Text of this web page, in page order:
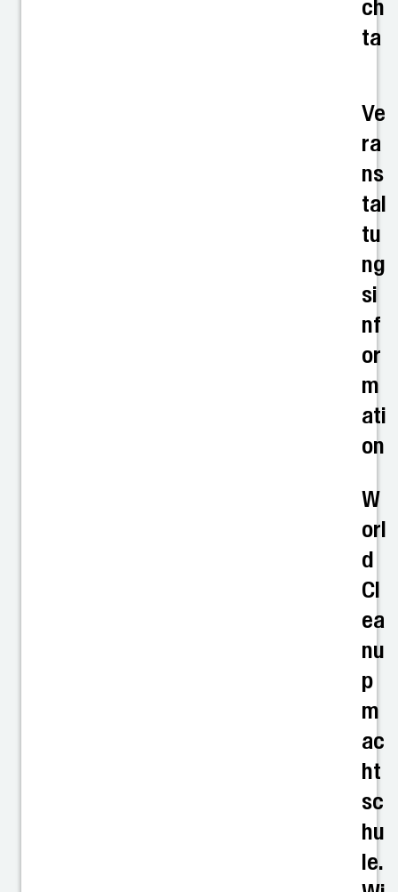
ch
ta
Ve
ra
ns
tal
tu
ng
si
nf
or
m
ati
on
W
orl
d
Cl
ea
nu
p
m
ac
ht
sc
hu
le.